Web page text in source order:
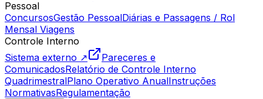
Pessoal
ConcursosGestão PessoalDiárias e Passagens / Rol
Mensal Viagens
Controle Interno
Sistema externo ↗
Pareceres e
ComunicadosRelatório de Controle Interno
QuadrimestralPlano Operativo AnualInstruções
NormativasRegulamentação